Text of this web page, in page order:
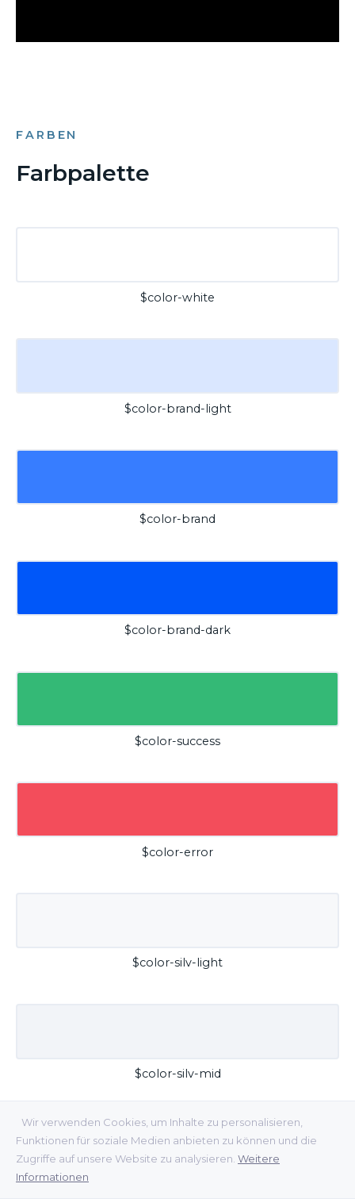
Wir verwenden Cookies, um Inhalte zu personalisieren,
Funktionen für soziale Medien anbieten zu können und die
Zugriffe auf unsere Website zu analysieren. Weitere
Informationen
FARBEN
Farbpalette
$color-white
$color-brand-light
$color-brand
$color-brand-dark
$color-success
$color-error
$color-silv-light
$color-silv-mid